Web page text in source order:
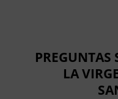
PREGUNTAS
LA